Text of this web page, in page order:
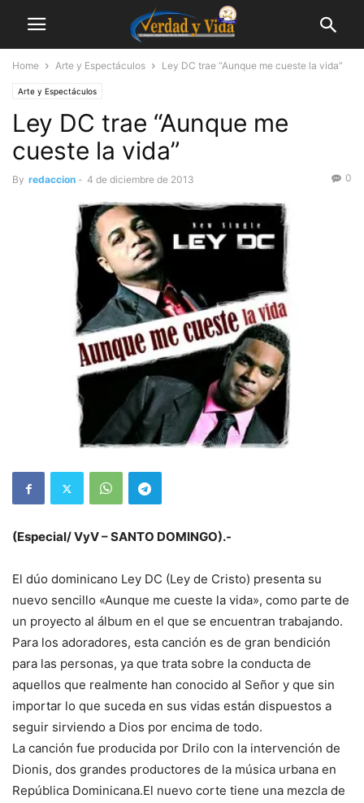
Home Arte y Espectáculos Ley DC trae “Aunque me cueste la vida”
Arte y Espectáculos
Ley DC trae “Aunque me
cueste la vida”
By redaccion - 4 de diciembre de 2013 0
(Especial/ VyV – SANTO DOMINGO).-
El dúo dominicano Ley DC (Ley de Cristo) presenta su
nuevo sencillo «Aunque me cueste la vida», como parte de
un proyecto al álbum en el que se encuentran trabajando.
Para los adoradores, esta canción es de gran bendición
para las personas, ya que trata sobre la conducta de
aquellos que realmente han conocido al Señor y que sin
importar lo que suceda en sus vidas están dispuestos a
seguir sirviendo a Dios por encima de todo.
La canción fue producida por Drilo con la intervención de
Dionis, dos grandes productores de la música urbana en
República Dominicana.El nuevo corte tiene una mezcla de